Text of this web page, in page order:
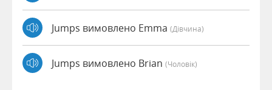
Jumps вимовлено Emma (дівчина)
Jumps вимовлено Brian (чоловік)